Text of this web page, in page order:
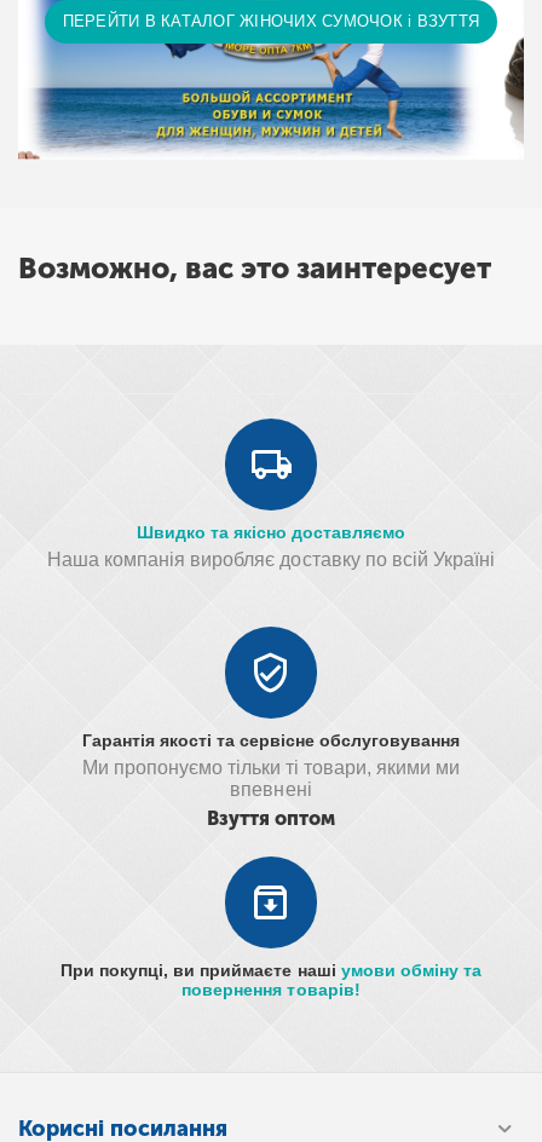
ПЕРЕЙТИ В КАТАЛОГ ЖІНОЧИХ СУМОЧОК і ВЗУТТЯ
Возможно, вас это заинтересует
Швидко та якісно доставляємо
Наша компанія виробляє доставку по всій Україні
Гарантія якості та сервісне обслуговування
Ми пропонуємо тільки ті товари, якими ми
впевнені
Взуття оптом
При покупці, ви приймаєте наші умови обміну та
повернення товарів!
Корисні посилання